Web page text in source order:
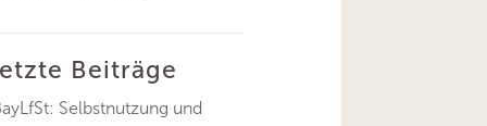
Beiträge
Selbstnutzung und